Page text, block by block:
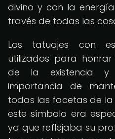
divino y con la
través de todas las
Los tatuajes con
utilizados para
de la existencia
importancia de
todas las facetas de la
este símbolo era
ya que reflejaba su